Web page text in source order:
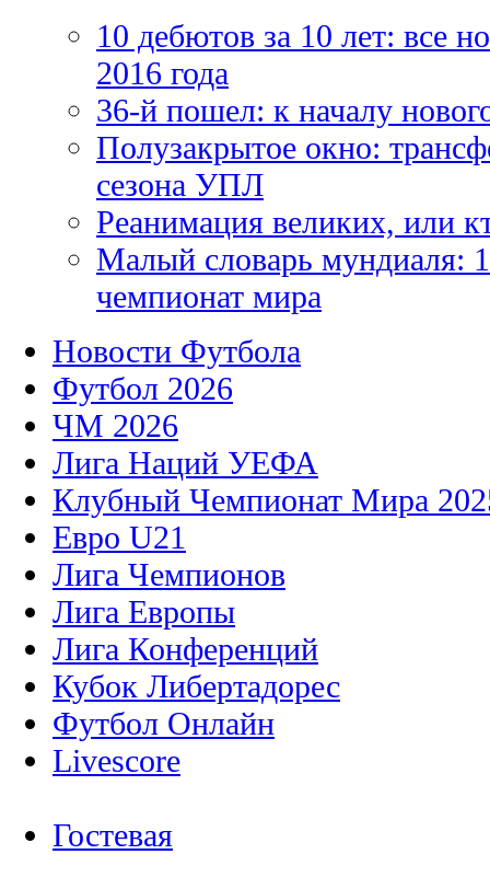
10 дебютов за 10 лет: все
2016 года
36-й пошел: к началу
Полузакрытое окно:
сезона УПЛ
Реанимация великих, или
Малый словарь мундиаля:
чемпионат мира
Новости Футбола
Футбол 2026
ЧМ 2026
Лига Наций УЕФА
Клубный Чемпионат Мира
Евро U21
Лига Чемпионов
Лига Европы
Лига Конференций
Кубок Либертадорес
Футбол Онлайн
Livescore
Гостевая